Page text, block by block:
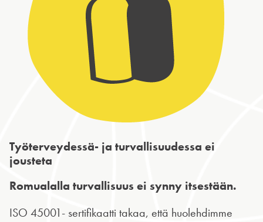
Työterveydessä- ja turvallisuudessa ei
jousteta
Romualalla turvallisuus ei synny itsestään.
ISO 45001- sertifikaatti takaa, että huolehdimme